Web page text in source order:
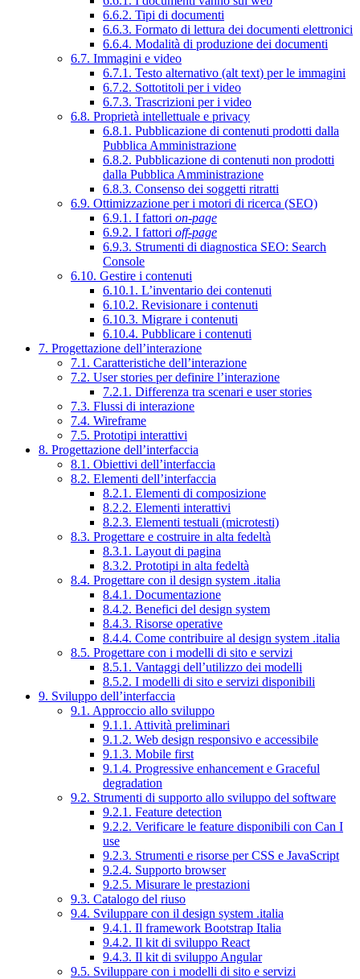
6.6.2. Tipi di documenti
6.6.3. Formato di lettura dei documenti elettronici
6.6.4. Modalità di produzione dei documenti
6.7. Immagini e video
6.7.1. Testo alternativo (alt text) per le immagini
6.7.2. Sottotitoli per i video
6.7.3. Trascrizioni per i video
6.8. Proprietà intellettuale e privacy
6.8.1. Pubblicazione di contenuti prodotti dalla
Pubblica Amministrazione
6.8.2. Pubblicazione di contenuti non prodotti
dalla Pubblica Amministrazione
6.8.3. Consenso dei soggetti ritratti
6.9. Ottimizzazione per i motori di ricerca (SEO)
6.9.1. I fattori on-page
6.9.2. I fattori off-page
6.9.3. Strumenti di diagnostica SEO: Search
Console
6.10. Gestire i contenuti
6.10.1. L’inventario dei contenuti
6.10.2. Revisionare i contenuti
6.10.3. Migrare i contenuti
6.10.4. Pubblicare i contenuti
7. Progettazione dell’interazione
7.1. Caratteristiche dell’interazione
7.2. User stories per definire l’interazione
7.2.1. Differenza tra scenari e user stories
7.3. Flussi di interazione
7.4. Wireframe
7.5. Prototipi interattivi
8. Progettazione dell’interfaccia
8.1. Obiettivi dell’interfaccia
8.2. Elementi dell’interfaccia
8.2.1. Elementi di composizione
8.2.2. Elementi interattivi
8.2.3. Elementi testuali (microtesti)
8.3. Progettare e costruire in alta fedeltà
8.3.1. Layout di pagina
8.3.2. Prototipi in alta fedeltà
8.4. Progettare con il design system .italia
8.4.1. Documentazione
8.4.2. Benefici del design system
8.4.3. Risorse operative
8.4.4. Come contribuire al design system .italia
8.5. Progettare con i modelli di sito e servizi
8.5.1. Vantaggi dell’utilizzo dei modelli
8.5.2. I modelli di sito e servizi disponibili
9. Sviluppo dell’interfaccia
9.1. Approccio allo sviluppo
9.1.1. Attività preliminari
9.1.2. Web design responsivo e accessibile
9.1.3. Mobile first
9.1.4. Progressive enhancement e Graceful
degradation
9.2. Strumenti di supporto allo sviluppo del software
9.2.1. Feature detection
9.2.2. Verificare le feature disponibili con Can I
use
9.2.3. Strumenti e risorse per CSS e JavaScript
9.2.4. Supporto browser
9.2.5. Misurare le prestazioni
9.3. Catalogo del riuso
9.4. Sviluppare con il design system .italia
9.4.1. Il framework Bootstrap Italia
9.4.2. Il kit di sviluppo React
9.4.3. Il kit di sviluppo Angular
9.5. Sviluppare con i modelli di sito e servizi